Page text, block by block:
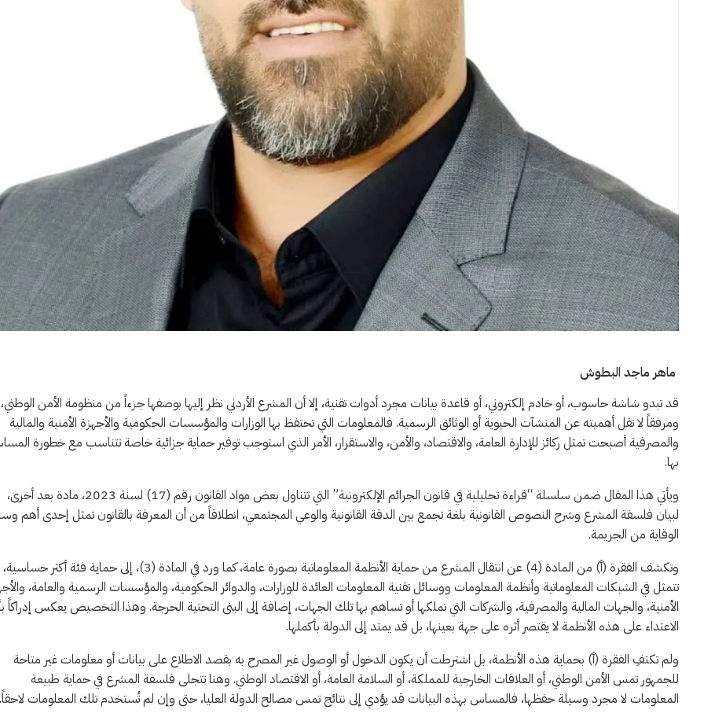
ماهر ماجد البطوش
قد تبدو شاشة حاسوب، أو خادم إلكتروني، أو قاعدة بيانات مجرد أدوات تقنية، إلا أن المشرع الأردني نظر إليها بوصفها جزءاً من منظومة الأمن الوطني،
ومرفقاً لا تقل أهميته عن المنشآت الحيوية أو الوثائق الرسمية. فالمعلومات التي تحتفظ بها الوزارات والمؤسسات الحكومية والأجهزة الأمنية والمالية
والمصرفية أصبحت تمثل ركائز للإدارة العامة، والاقتصاد، والأمن، والاستقرار، الأمر الذي استوجب توفير حماية جزائية خاصة تتناسب مع خطورة
بها.
ويأتي هذا المقال ضمن سلسلة “قراءة تحليلية في قانون الجرائم الإلكترونية” التي تتناول بعض مواد القانون رقم (17) لسنة 2023، مادة بعد أخرى،
لبيان فلسفة المشرع وشرح النصوص القانونية بلغة تجمع بين الدقة القانونية والوعي المجتمعي، انطلاقاً من أن المعرفة بالقانون تمثل إحدى أهم
الوقاية من الجريمة.
وتكشف الفقرة (أ) من المادة (4) عن انتقال المشرع من حماية الأنظمة المعلوماتية بصورة عامة، كما ورد في المادة (3)، إلى حماية فئة أكثر حساسية،
تتمثل في الشبكات المعلوماتية وأنظمة المعلومات ووسائل تقنية المعلومات العائدة للوزارات، والدوائر الحكومية، والمؤسسات الرسمية والعامة،
الأمنية، والجهات المالية والمصرفية، والشركات التي تملكها أو تساهم بها تلك الجهات، إضافة إلى البنى التحتية الحرجة. وهذا التخصيص يعكس إدراكاً
الاعتداء على هذه الأنظمة لا يقتصر أثره على جهة بعينها، بل قد يمتد إلى الدولة بأكملها.
ولم تكتفِ الفقرة (أ) بحماية هذه الأنظمة، بل اشترطت أن يكون الدخول أو الوصول غير المصرح به بقصد الاطلاع على بيانات أو معلومات غير متاحة
للجمهور تمس الأمن الوطني، أو العلاقات الخارجية للمملكة، أو السلامة العامة، أو الاقتصاد الوطني. وهنا تتجلى فلسفة المشرع في حماية طبيعة
المعلومات لا مجرد وسيلة حفظها، فالمساس بهذه البيانات قد يؤدي إلى نتائج تمس مصالح الدولة العليا، حتى وإن لم تُستخدم تلك المعلومات لاحقاً.